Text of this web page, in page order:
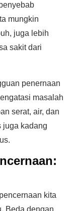
mungkin
juga lebih
sakit dari
penernaan
masalah
serat, air, dan
juga kadang
kita
Beda dengan